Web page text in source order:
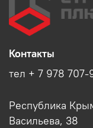
Контакты
тел + 7 978 707-
Республика
Васильева, 38